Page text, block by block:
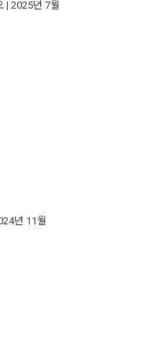
| 2025년 7월
년 11월